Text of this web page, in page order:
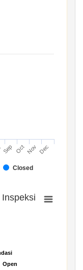
Closed
Sep Oct Nov Dec
Open
Open